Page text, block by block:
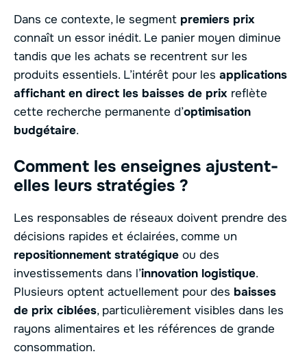
Dans ce contexte, le segment premiers prix
connaît un essor inédit. Le panier moyen diminue
tandis que les achats se recentrent sur les
produits essentiels. L’intérêt pour les applications
affichant en direct les baisses de prix reflète
cette recherche permanente d’optimisation
budgétaire.
Comment les enseignes ajustent-
elles leurs stratégies ?
Les responsables de réseaux doivent prendre des
décisions rapides et éclairées, comme un
repositionnement stratégique ou des
investissements dans l’innovation logistique.
Plusieurs optent actuellement pour des baisses
de prix ciblées, particulièrement visibles dans les
rayons alimentaires et les références de grande
consommation.